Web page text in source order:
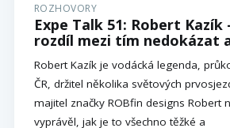
ROZHOVORY
Expe Talk 51: Robert Kazík
rozdíl mezi tím nedokázat
Robert Kazík je vodácká legenda,
ČR, držitel několika světových
majitel značky ROBfin designs Robert
vyprávěl, jak je to všechno těžké a